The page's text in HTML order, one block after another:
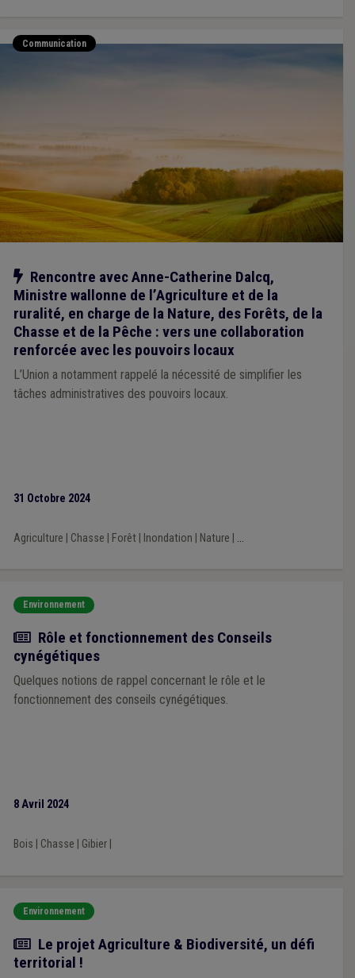
Communication
Notre action
Rencontre avec Anne-Catherine Dalcq,
Ministre wallonne de l’Agriculture et de la
ruralité, en charge de la Nature, des Forêts, de la
Chasse et de la Pêche : vers une collaboration
renforcée avec les pouvoirs locaux
L’Union a notamment rappelé la nécessité de simplifier les
tâches administratives des pouvoirs locaux.
31 Octobre 2024
Agriculture Chasse Forêt| Inondation Nature ...
Environnement
Actualité
Rôle et fonctionnement des Conseils
cynégétiques
Quelques notions de rappel concernant le rôle et le
fonctionnement des conseils cynégétiques.
8 Avril 2024
Bois Chasse Gibier|
Environnement
Article
Le projet Agriculture & Biodiversité, un défi
territorial !